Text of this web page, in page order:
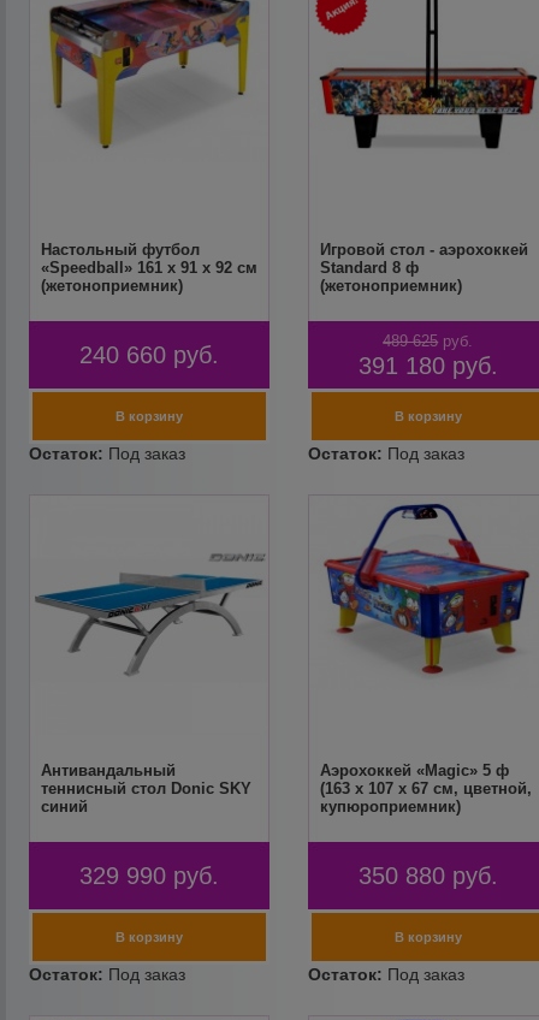
Настольный футбол
«Speedball» 161 x 91 x 92 см
(жетоноприемник)
240 660 руб.
Игровой стол - аэрохоккей
Standard 8 ф
(жетоноприемник)
489 625 руб.
391 180 руб.
Антивандальный
теннисный стол Donic SKY
синий
329 990 руб.
Аэрохоккей «Magic» 5 ф
(163 х 107 х 67 см, цветной,
купюроприемник)
350 880 руб.